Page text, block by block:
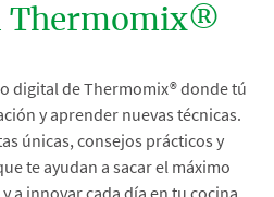
Thermomix®
digital de Thermomix® donde tú
y aprender nuevas técnicas.
únicas, consejos prácticos y
te ayudan a sacar el máximo
a innovar cada día en tu cocina.